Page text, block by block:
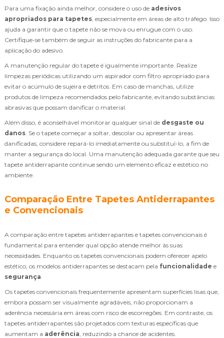
Para uma fixação ainda melhor, considere o uso de adesivos
apropriados para tapetes , especialmente em áreas de alto tráfego. Isso
ajuda a garantir que o tapete não se mova ou enrugue com o uso.
Certifique-se também de seguir as instruções do fabricante para a
aplicação do adesivo.
A manutenção regular do tapete é igualmente importante. Realize
limpezas periódicas utilizando um aspirador com filtro apropriado para
evitar o acúmulo de sujeira e detritos. Em caso de manchas, utilize
produtos de limpeza recomendados pelo fabricante, evitando substâncias
abrasivas que possam danificar o material.
Além disso, é aconselhável monitorar qualquer sinal de desgaste ou
danos . Se o tapete começar a soltar, descolar ou apresentar áreas
danificadas, considere repará-lo imediatamente ou substituí-lo, a fim de
manter a segurança do local. Uma manutenção adequada garante que seu
tapete antiderrapante continue sendo um elemento eficaz e estético no
ambiente.
Comparação Entre Tapetes Antiderrapantes
e Convencionais
A comparação entre tapetes antiderrapantes e tapetes convencionais é
fundamental para entender qual opção atende melhor às suas
necessidades. Enquanto os tapetes convencionais podem oferecer apelo
estético, os modelos antiderrapantes se destacam pela funcionalidade e
segurança
Os tapetes convencionais frequentemente apresentam superfícies lisas que,
embora possam ser visualmente agradáveis, não proporcionam a
aderência necessária em áreas com risco de escorregões. Em contraste, os
tapetes antiderrapantes são projetados com texturas específicas que
aumentam a aderência , reduzindo a chance de acidentes.